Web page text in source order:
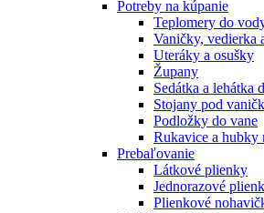
Potreby na kúpanie
Teplomery do
Vaničky, vedierka
Uteráky a osušky
Župany
Sedátka a lehátka
Stojany pod
Podložky do vane
Rukavice a hubky
Prebaľovanie
Látkové plienky
Jednorazové
Plienkové